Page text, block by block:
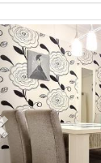
Previous